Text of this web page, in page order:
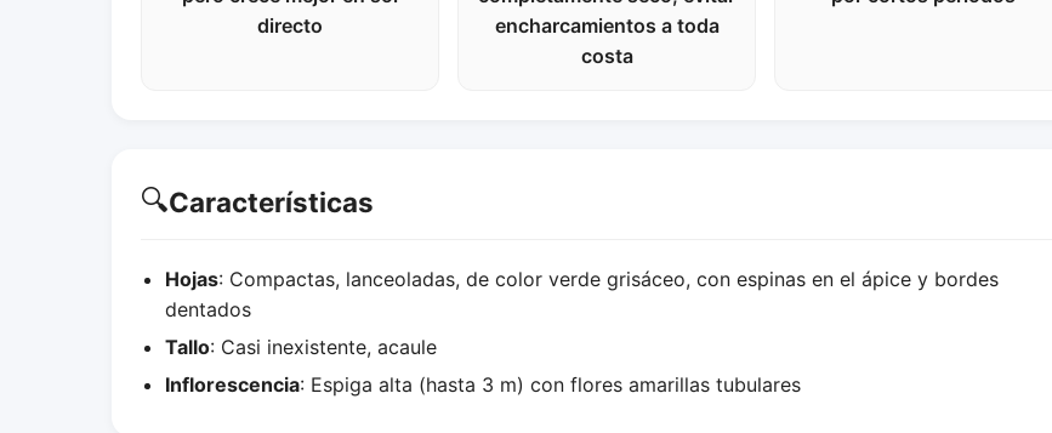
directo
encharcamientos a toda
costa
🔍Características
Hojas: Compactas, lanceoladas, de color verde grisáceo, con espinas en el ápice y bordes
dentados
Tallo: Casi inexistente, acaule
Inflorescencia: Espiga alta (hasta 3 m) con flores amarillas tubulares